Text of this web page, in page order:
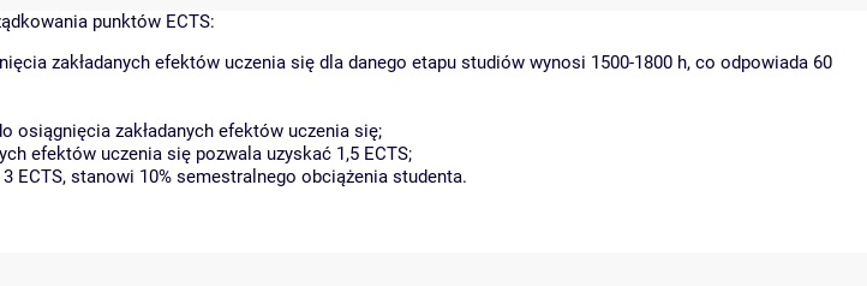
punktów ECTS:
zakładanych efektów uczenia się dla danego etapu studiów wynosi 1500-1800 h, co odpowiada 60
osiągnięcia zakładanych efektów uczenia się;
efektów uczenia się pozwala uzyskać 1,5 ECTS;
ECTS, stanowi 10% semestralnego obciążenia studenta.